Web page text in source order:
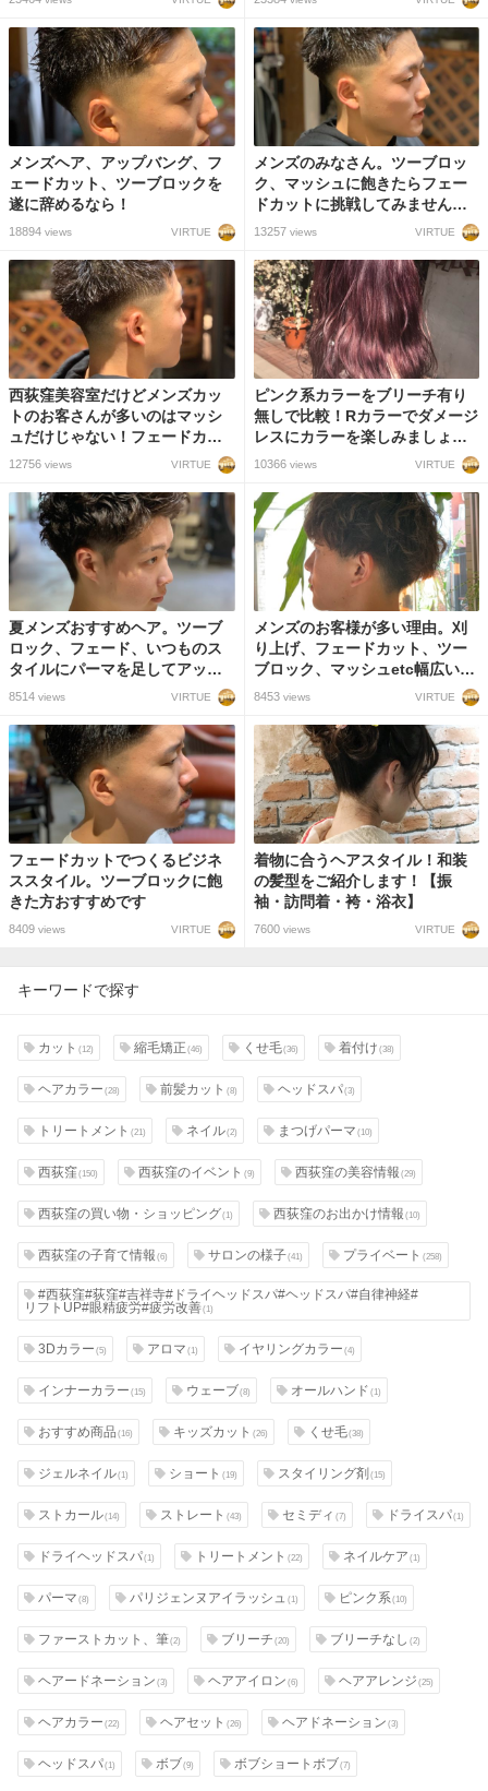
メンズヘア、アップバング、フ
ェードカット、ツーブロックを
遂に辞めるなら！
18894 views VIRTUE
メンズのみなさん。ツーブロッ
ク、マッシュに飽きたらフェー
ドカットに挑戦してみません
か？
13257views VIRTUE
西荻窪美容室だけどメンズカッ
トのお客さんが多いのはマッシ
ュだけじゃない！フェードカッ
トまでできるスタイリストの技
12756 views VIRTUE
ピンク系カラーをブリーチ有り
無しで比較！Rカラーでダメージ
レスにカラーを楽しみましょ
う！
10366views VIRTUE
夏メンズおすすめヘア。ツーブ
ロック、フェード、いつものス
タイルにパーマを足してアップ
バングいいと思う。
8514 views VIRTUE
メンズのお客様が多い理由。刈
り上げ、フェードカット、ツー
ブロック、マッシュetc幅広いメ
ンズスタイルに対応します！
8453views VIRTUE
フェードカットでつくるビジネ
ススタイル。ツーブロックに飽
きた方おすすめです
8409 views VIRTUE
着物に合うヘアスタイル！和装
の髪型をご紹介します！【振
袖・訪問着・袴・浴衣】
7600views VIRTUE
キーワードで探す
カット(12) 縮毛矯正(46) くせ毛(36) 着付け(38)
ヘアカラー(28) 前髪カット(8) ヘッドスパ(3)
トリートメント(21) ネイル(2) まつげパーマ(10)
西荻窪(150) 西荻窪のイベント(9) 西荻窪の美容情報(29)
西荻窪の買い物・ショッピング(1) 西荻窪のお出かけ情報(10)
西荻窪の子育て情報(6) サロンの様子(41) プライベート(258)
#西荻窪#荻窪#吉祥寺#ドライヘッドスパ#ヘッドスパ#自律神経#
リフトUP#眼精疲労#疲労改善(1)
3Dカラー(5) アロマ(1) イヤリングカラー(4)
インナーカラー(15) ウェーブ(8) オールハンド(1)
おすすめ商品(16) キッズカット(26) くせ毛(38)
ジェルネイル(1) ショート(19) スタイリング剤(15)
ストカール(14) ストレート(43) セミディ(7) ドライスパ(1)
ドライヘッドスパ(1) トリートメント(22) ネイルケア(1)
パーマ(8) パリジェンヌアイラッシュ(1) ピンク系(10)
ファーストカット、筆(2) ブリーチ(20) ブリーチなし(2)
ヘアードネーション(3) ヘアアイロン(6) ヘアアレンジ(25)
ヘアカラー(22) ヘアセット(26) ヘアドネーション(3)
ヘッドスパ(1) ボブ(9) ボブショートボブ(7)